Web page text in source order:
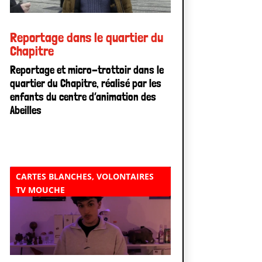
Reportage dans le quartier du
Chapitre
Reportage et micro-trottoir dans le
quartier du Chapitre, réalisé par les
enfants du centre d’animation des
Abeilles
CARTES BLANCHES, VOLONTAIRES
TV MOUCHE